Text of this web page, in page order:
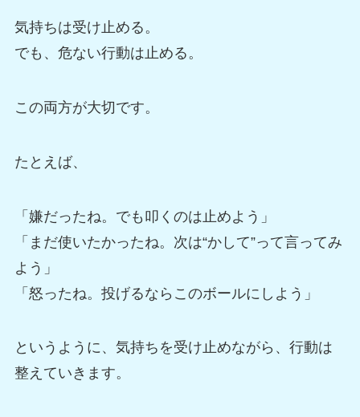
気持ちは受け止める。
でも、危ない行動は止める。
この両方が大切です。
たとえば、
「嫌だったね。でも叩くのは止めよう」
「まだ使いたかったね。次は“かして”って言ってみ
よう」
「怒ったね。投げるならこのボールにしよう」
というように、気持ちを受け止めながら、行動は
整えていきます。